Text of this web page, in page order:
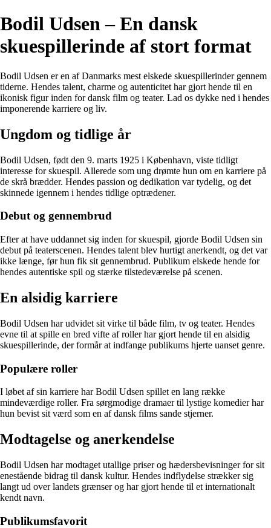
Bodil Udsen – En dansk
skuespillerinde af stort format
Bodil Udsen er en af Danmarks mest elskede skuespillerinder gennem
tiderne. Hendes talent, charme og autenticitet har gjort hende til en
ikonisk figur inden for dansk film og teater. Lad os dykke ned i hendes
imponerende karriere og liv.
Ungdom og tidlige år
Bodil Udsen, født den 9. marts 1925 i København, viste tidligt
interesse for skuespil. Allerede som ung drømte hun om en karriere på
de skrå brædder. Hendes passion og dedikation var tydelig, og det
skinnede igennem i hendes tidlige optrædener.
Debut og gennembrud
Efter at have uddannet sig inden for skuespil, gjorde Bodil Udsen sin
debut på teaterscenen. Hendes talent blev hurtigt anerkendt, og det var
ikke længe, før hun fik sit gennembrud. Publikum elskede hende for
hendes autentiske spil og stærke tilstedeværelse på scenen.
En alsidig karriere
Bodil Udsen har udvidet sit virke til både film, tv og teater. Hendes
evne til at spille en bred vifte af roller har gjort hende til en alsidig
skuespillerinde, der formår at indfange publikums hjerte uanset genre.
Populære roller
I løbet af sin karriere har Bodil Udsen spillet en lang række
mindeværdige roller. Fra sørgmodige dramaer til lystige komedier har
hun bevist sit værd som en af dansk films sande stjerner.
Modtagelse og anerkendelse
Bodil Udsen har modtaget utallige priser og hædersbevisninger for sit
enestående bidrag til dansk kultur. Hendes indflydelse strækker sig
langt ud over landets grænser og har gjort hende til et internationalt
kendt navn.
Publikumsfavorit